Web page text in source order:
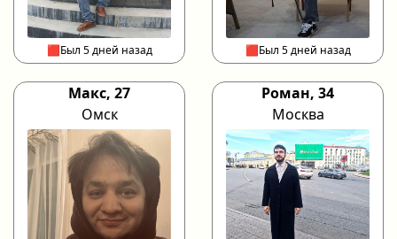
🟥Был 5 дней назад 🟥Был 5 дней назад
Макс, 27
Омск
Роман, 34
Москва